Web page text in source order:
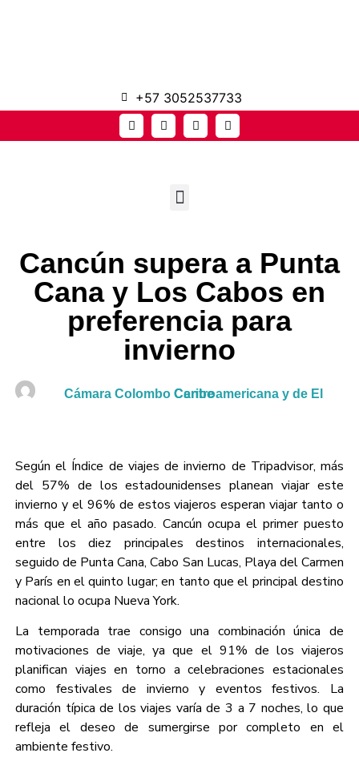
+57 3052537733
Cancún supera a Punta
Cana y Los Cabos en
preferencia para
invierno
Cámara Colombo Centroamericana y de El Caribe
Según el Índice de viajes de invierno de Tripadvisor, más
del 57% de los estadounidenses planean viajar este
invierno y el 96% de estos viajeros esperan viajar tanto o
más que el año pasado. Cancún ocupa el primer puesto
entre los diez principales destinos internacionales,
seguido de Punta Cana, Cabo San Lucas, Playa del Carmen
y París en el quinto lugar; en tanto que el principal destino
nacional lo ocupa Nueva York.
La temporada trae consigo una combinación única de
motivaciones de viaje, ya que el 91% de los viajeros
planifican viajes en torno a celebraciones estacionales
como festivales de invierno y eventos festivos. La
duración típica de los viajes varía de 3 a 7 noches, lo que
refleja el deseo de sumergirse por completo en el
ambiente festivo.